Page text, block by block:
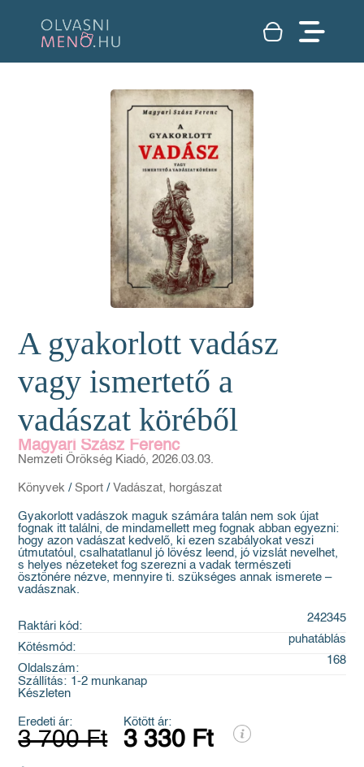
A gyakorlott vadász
vagy ismertető a
vadászat köréből
Magyari Szász Ferenc
Nemzeti Örökség Kiadó, 2026.03.03.
Könyvek / Sport / Vadászat, horgászat
Gyakorlott vadászok maguk számára talán nem sok újat
fognak itt találni, de mindamellett meg fognak abban egyezni:
hogy azon vadászat kedvelő, ki ezen szabályokat veszi
útmutatóul, csalhatatlanul jó lövész leend, jó vizslát nevelhet,
s helyes nézeteket fog szerezni a vadak természeti
ösztönére nézve, mennyire ti. szükséges annak ismerete –
vadásznak.
Raktári kód:
242345
Kötésmód:
puhatáblás
Oldalszám:
168
Szállítás: 1-2 munkanap
Készleten
Eredeti ár:
3 700 Ft
Kötött ár:
3 330 Ft